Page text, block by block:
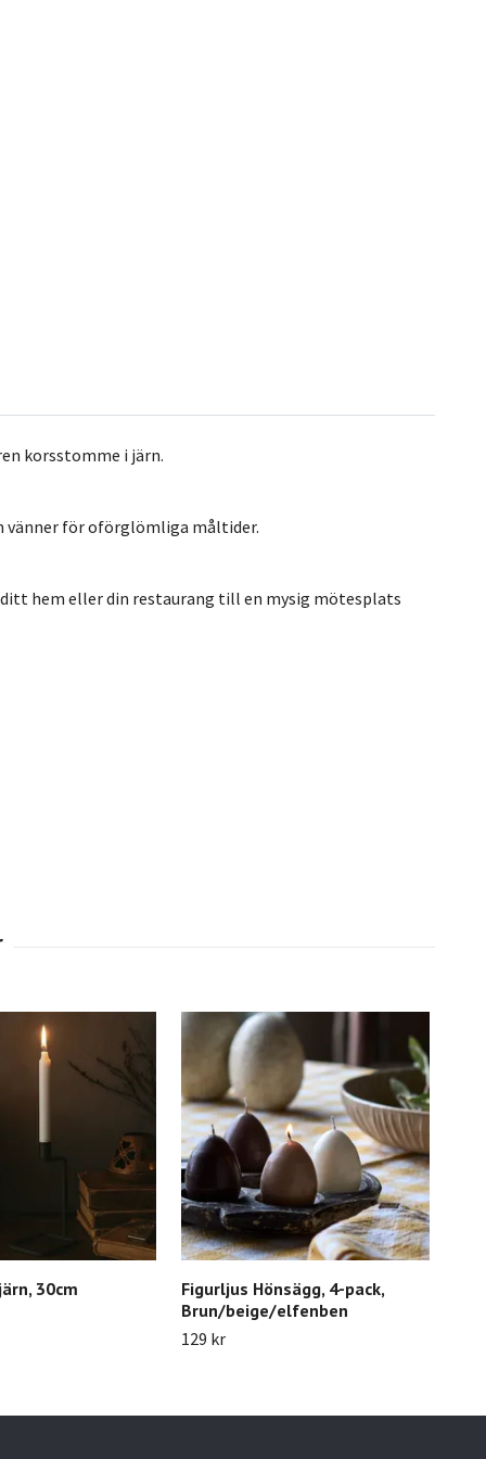
korsstomme i järn.
vänner för oförglömliga måltider.
hem eller din restaurang till en mysig mötesplats
30cm
Figurljus Hönsägg, 4-pack,
Brun/beige/elfenben
129 kr